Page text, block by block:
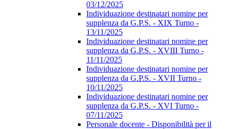
03/12/2025
Individuazione destinatari nomine per
supplenza da G.P.S. - XIX Turno -
13/11/2025
Individuazione destinatari nomine per
supplenza da G.P.S. - XVIII Turno -
11/11/2025
Individuazione destinatari nomine per
supplenza da G.P.S. - XVII Turno -
10/11/2025
Individuazione destinatari nomine per
supplenza da G.P.S. - XVI Turno -
07/11/2025
Personale docente - Disponibilità per il